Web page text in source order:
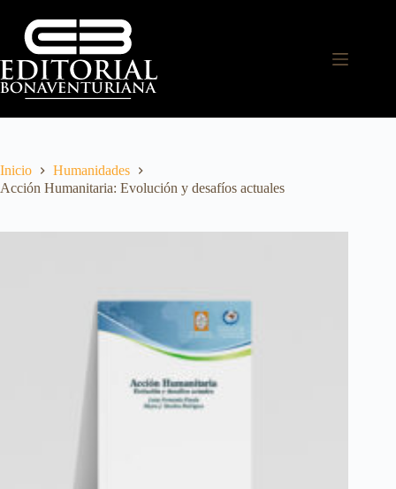
Inicio
Humanidades
Acción Humanitaria: Evolución y desafíos actuales